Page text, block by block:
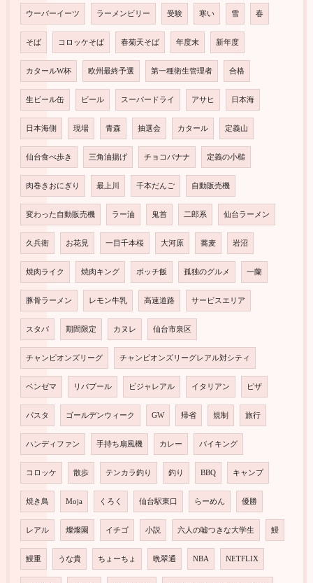
ウーバーイーツ ラーメンビリー 受験 寒い 雪 春
そば コロッケそば 春菊天そば 年度末 新年度
カタールW杯 欧州最終予選 第一種衛生管理者 合格
生ビール缶 ビール スーパードライ アサヒ 日本海
日本海側 現場 青森 抽選会 カタール 定義山
仙台食べ歩き 三角油揚げ チョコバナナ 定義の小槌
肉巻きおにぎり 最上川 千本だんご 自動販売機
変わった自動販売機 ラー油 鬼首 二郎系 仙台ラーメン
久兵衛 お花見 一目千本桜 大河原 蕎麦 岩沼
焼肉ライク 焼肉キング ボッチ飯 孤独のグルメ 一蘭
豚骨ラーメン レモン牛乳 高速道路 サービスエリア
スタバ 期間限定 カヌレ 仙台市泉区
チャンピオンズリーグ チャンピオンズリーグレアル対シティ
ベンゼマ リバプール ビジャレアル イタリアン ピザ
パスタ ゴールデンウィーク GW 帰省 規制 旅行
ハンディファン 手持ち扇風機 カレー バイキング
コロッケ 散歩 テンカラ釣り 釣り BBQ キャンプ
焼き鳥 Moja くろく 仙台駅東口 らーめん 優勝
レアル 燦燦園 イチゴ 小説 六人の嘘つきな大学生 鰻
鰻重 うな貴 ちょーちょ 晩翠通 NBA NETFLIX